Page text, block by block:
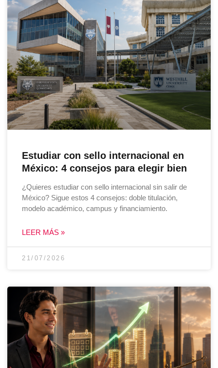
Estudiar con sello internacional en
México: 4 consejos para elegir bien
¿Quieres estudiar con sello internacional sin salir de
México? Sigue estos 4 consejos: doble titulación,
modelo académico, campus y financiamiento.
LEER MÁS »
21/07/2026